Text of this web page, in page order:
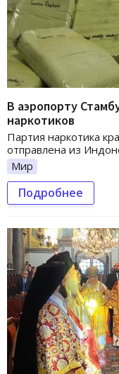
В аэропорту
наркотиков
Партия наркотика
отправлена из
Мир
Подробнее